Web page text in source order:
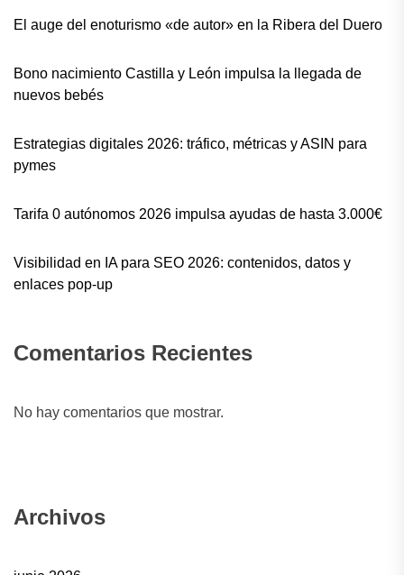
El auge del enoturismo «de autor» en la Ribera del Duero
Bono nacimiento Castilla y León impulsa la llegada de
nuevos bebés
Estrategias digitales 2026: tráfico, métricas y ASIN para
pymes
Tarifa 0 autónomos 2026 impulsa ayudas de hasta 3.000€
Visibilidad en IA para SEO 2026: contenidos, datos y
enlaces pop-up
Comentarios Recientes
No hay comentarios que mostrar.
Archivos